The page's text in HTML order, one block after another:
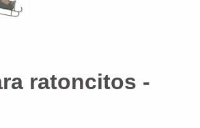
ratoncitos -